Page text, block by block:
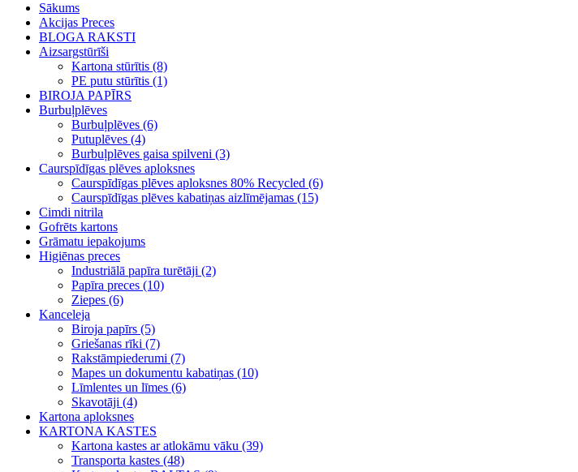
Sākums
Akcijas Preces
BLOGA RAKSTI
Aizsargstūrīši
Kartona stūrītis (8)
PE putu stūrītis (1)
BIROJA PAPĪRS
Burbuļplēves
Burbuļplēves (6)
Putuplēves (4)
Burbuļplēves gaisa spilveni (3)
Caurspīdīgas plēves aploksnes
Caurspīdīgas plēves aploksnes 80% Recycled (6)
Caurspīdīgas plēves kabatiņas aizlīmējamas (15)
Cimdi nitrila
Gofrēts kartons
Grāmatu iepakojums
Higiēnas preces
Industriālā papīra turētāji (2)
Papīra preces (10)
Ziepes (6)
Kanceleja
Biroja papīrs (5)
Griešanas rīki (7)
Rakstāmpiederumi (7)
Mapes un dokumentu kabatiņas (10)
Līmlentes un līmes (6)
Skavotāji (4)
Kartona aploksnes
KARTONA KASTES
Kartona kastes ar atlokāmu vāku (39)
Transporta kastes (48)